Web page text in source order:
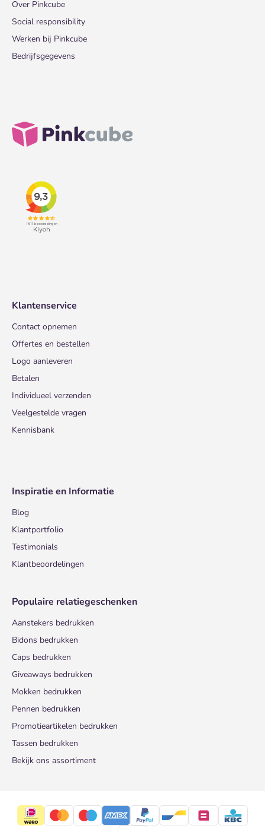
Over Pinkcube
Social responsibility
Werken bij Pinkcube
Bedrijfsgegevens
Klantenservice
Contact opnemen
Offertes en bestellen
Logo aanleveren
Betalen
Individueel verzenden
Veelgestelde vragen
Kennisbank
Inspiratie en Informatie
Blog
Klantportfolio
Testimonials
Klantbeoordelingen
Populaire relatiegeschenken
Aanstekers bedrukken
Bidons bedrukken
Caps bedrukken
Giveaways bedrukken
Mokken bedrukken
Pennen bedrukken
Promotieartikelen bedrukken
Tassen bedrukken
Bekijk ons assortiment